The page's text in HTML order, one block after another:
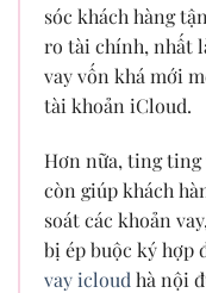
sóc khách hàng
ro tài chính, nhất
vay vốn khá mới
tài khoản iCloud.
Hơn nữa, ting ting
còn giúp khách
soát các khoản
bị ép buộc ký hợp
vay icloud hà nội